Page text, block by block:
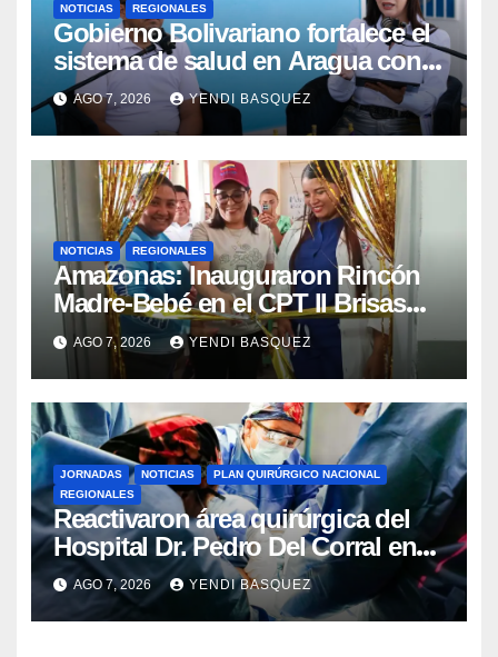
NOTICIAS REGIONALES
Gobierno Bolivariano fortalece el
sistema de salud en Aragua con
la reinauguración del CDI La Mora
AGO 7, 2026 YENDI BASQUEZ
NOTICIAS REGIONALES
​Amazonas: Inauguraron Rincón
Madre-Bebé en el CPT II Brisas
del Aeropuerto ​Inauguraron
Rincón
AGO 7, 2026 YENDI BASQUEZ
JORNADAS NOTICIAS
PLAN QUIRÚRGICO NACIONAL
REGIONALES
Reactivaron área quirúrgica del
Hospital Dr. Pedro Del Corral en
Guárico
AGO 7, 2026 YENDI BASQUEZ